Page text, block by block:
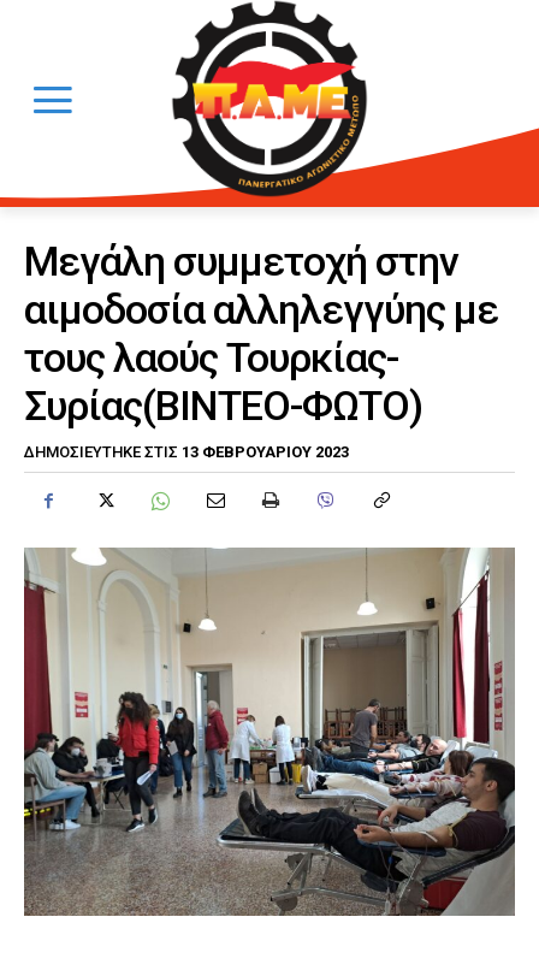
Μεγάλη συμμετοχή στην
αιμοδοσία αλληλεγγύης με
τους λαούς Τουρκίας-
Συρίας(ΒΙΝΤΕΟ-ΦΩΤΟ)
ΔΗΜΟΣΙΕΎΤΗΚΕ ΣΤΙΣ 13 ΦΕΒΡΟΥΑΡΊΟΥ 2023